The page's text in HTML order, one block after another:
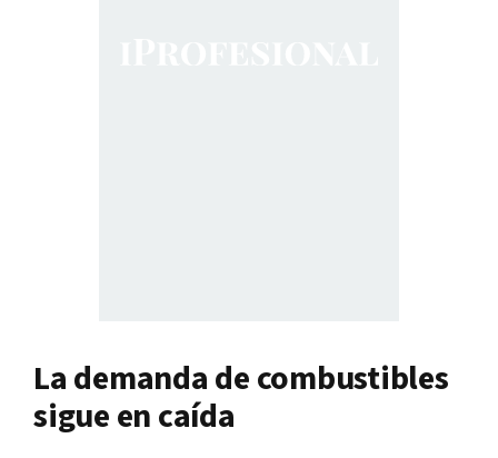
La demanda de combustibles
sigue en caída